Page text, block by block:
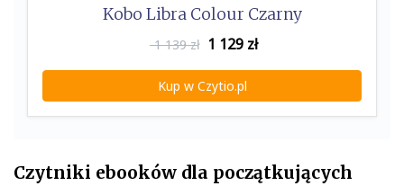
Kobo Libra Colour Czarny
1 139 zł 1 129zł
Kup w Czytio.pl
Czytniki ebooków dla początkujących